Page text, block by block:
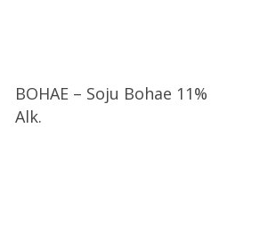
BOHAE – Soju Bohae 11%
Alk.